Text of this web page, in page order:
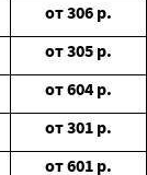
от306 р.
от305 р.
от604 р.
от301 р.
от601 р.